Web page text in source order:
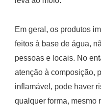
Em geral, os produtos
feitos à base de água,
pessoas e locais. No
atenção à composição,
inflamável, pode haver
qualquer forma, mesmo